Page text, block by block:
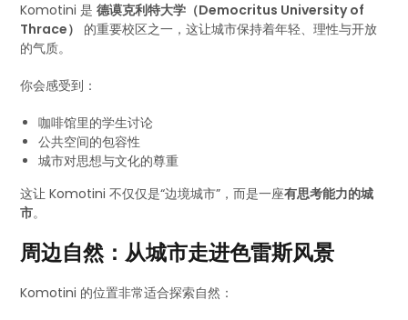
Komotini 是德谟克利特大学（Democritus University of
Thrace）
的重要校区之一，这让城市保持着年轻、理性与开放
的气质。
你会感受到：
咖啡馆里的学生讨论
公共空间的包容性
城市对思想与文化的尊重
这让 Komotini 不仅仅是“边境城市”，而是一座有思考能力的城
市。
周边自然：从城市走进色雷斯风景
Komotini 的位置非常适合探索自然：